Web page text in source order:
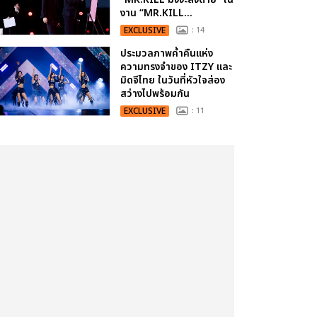
งาน “MR.KILL...
EXCLUSIVE : 14
ประมวลภาพค่ำคืนแห่ง
ความทรงจำของ ITZY และ
มิดจีไทย ในวันที่หัวใจส่อง
สว่างไปพร้อมกัน
EXCLUSIVE : 11